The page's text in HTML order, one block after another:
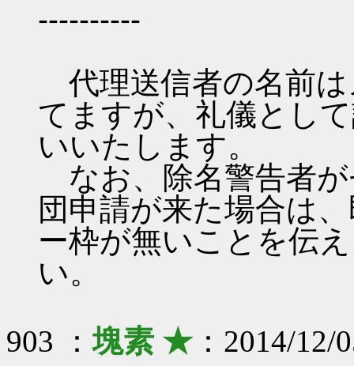
----------
代理送信者の名前
てますが、礼儀とし
いいたします。
なお、除名警告者
団申請が来た場合は
ー枠が無いことを伝
い。
903 ：塊素 ★：2014/12/